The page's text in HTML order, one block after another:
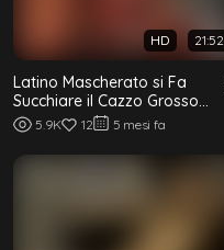
HD 21:52
Latino Mascherato si Fa
Succhiare il Cazzo Grosso
& il Culo Peloso
Accarezzato
5.9K 12 5 mesi fa